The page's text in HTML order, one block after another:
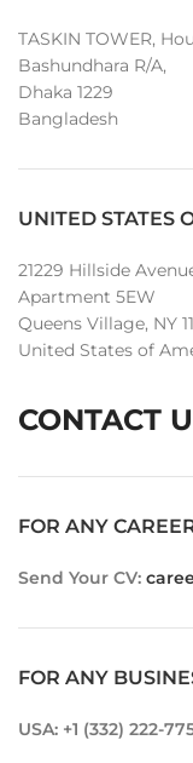
TASKIN TOWER,
Bashundhara R/A,
Dhaka 1229
Bangladesh
UNITED STATES
21229 Hillside
Apartment 5EW
Queens Village, NY
United States of
CONTACT
FOR ANY
Send Your CV:
FOR ANY
USA: +1 (332) 222-